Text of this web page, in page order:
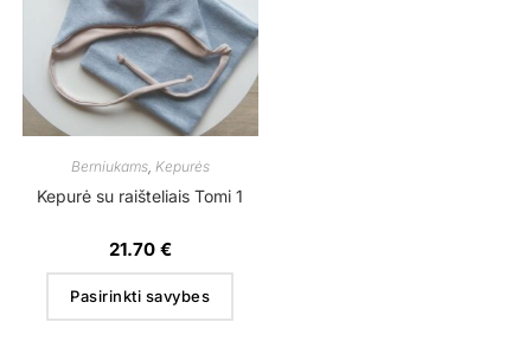
Berniukams, Kepurės
Kepurė su raišteliais Tomi 1
21.70 €
Pasirinkti savybes